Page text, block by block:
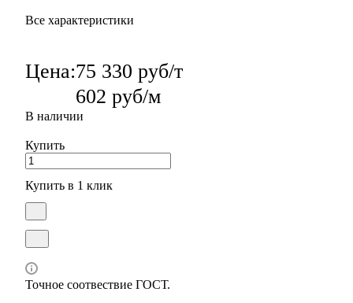
Все характеристики
Цена:75 330 руб/т
602 руб/м
В наличии
Купить
Купить в 1 клик
Точное соотвествие ГОСТ.